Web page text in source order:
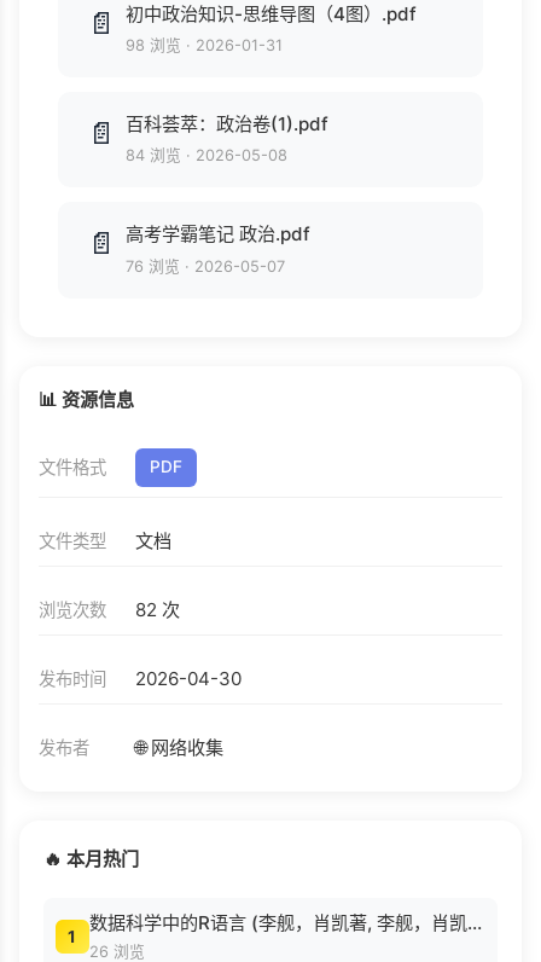
📄 初中政治知识-思维导图（4图）.pdf
98 浏览 · 2026-01-31
📄 百科荟萃：政治卷(1).pdf
84 浏览 · 2026-05-08
📄 高考学霸笔记 政治.pdf
76 浏览 · 2026-05-07
📊 资源信息
文件格式 PDF
文件类型 文档
浏览次数 82 次
发布时间 2026-04-30
发布者 🌐 网络收集
🔥 本月热门
1
数据科学中的R语言 (李舰，肖凯著, 李舰，肖凯著；吴喜之审校, Pdg2Pic).pdf
26 浏览